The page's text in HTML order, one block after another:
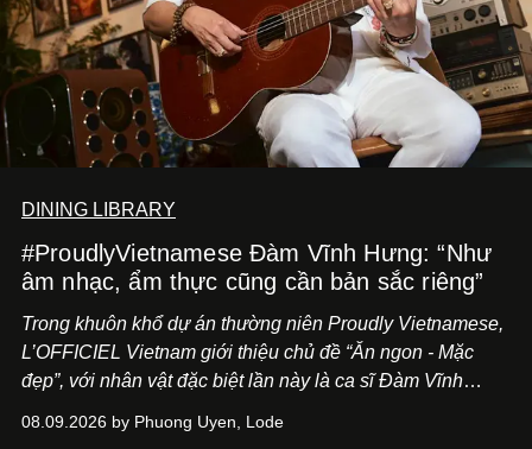
DINING LIBRARY
#ProudlyVietnamese Đàm Vĩnh Hưng: “Như
âm nhạc, ẩm thực cũng cần bản sắc riêng”
Trong khuôn khổ dự án thường niên Proudly Vietnamese,
L’OFFICIEL Vietnam giới thiệu chủ đề “Ăn ngon - Mặc
đẹp”, với nhân vật đặc biệt lần này là ca sĩ Đàm Vĩnh
Cà Phê Cà Pháo mang dấu ấn Indochine hoài niệm, thu
08.09.2026 by Phuong Uyen, Lode